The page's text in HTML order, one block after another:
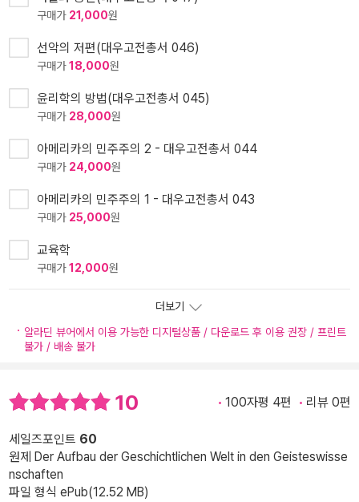
구매가 21,000원
선악의 저편(대우고전총서 046)
구매가18,000원
윤리학의 방법(대우고전총서 045)
구매가 28,000원
아메리카의 민주주의 2 - 대우고전총서 044
구매가 24,000원
아메리카의 민주주의 1 - 대우고전총서 043
구매가 25,000원
교육학
구매가12,000원
더보기
알라딘 뷰어에서 이용 가능한 디지털상품 / 다운로드 후 이용 권장 / 프린트
불가 / 배송 불가
10 100자평 4편 리뷰 0편
세일즈포인트 60
원제 Der Aufbau der Geschichtlichen Welt in den Geisteswisse
nschaften
파일 형식 ePub(12.52 MB)